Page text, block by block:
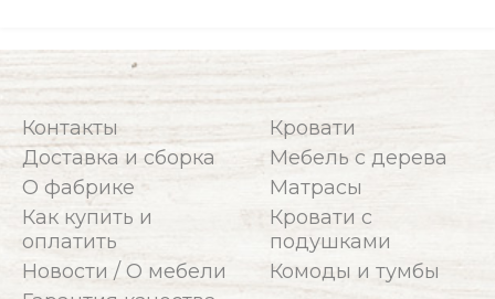
Контакты
Доставка и сборка
О фабрике
Как купить и
оплатить
Новости / О мебели
Кровати
Мебель с дерева
Матрасы
Кровати с
подушками
Комоды и тумбы